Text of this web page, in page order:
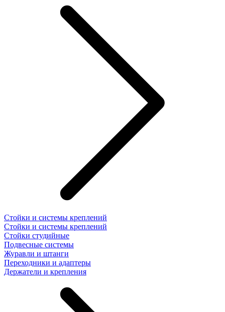
Стойки и системы креплений
Стойки и системы креплений
Стойки студийные
Подвесные системы
Журавли и штанги
Переходники и адаптеры
Держатели и крепления